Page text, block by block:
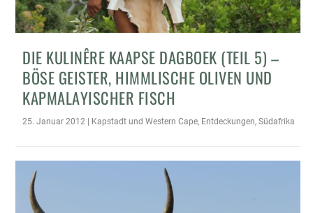
DIE KULINÊRE KAAPSE DAGBOEK (TEIL 5) –
BÖSE GEISTER, HIMMLISCHE OLIVEN UND
KAPMALAYISCHER FISCH
25. Januar 2012 Kapstadt und Western Cape, Entdeckungen,Südafrika